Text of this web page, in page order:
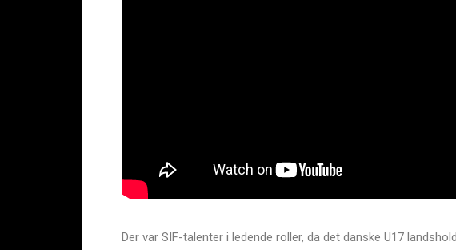
Der var SIF-talenter i ledende roller, da det danske U17